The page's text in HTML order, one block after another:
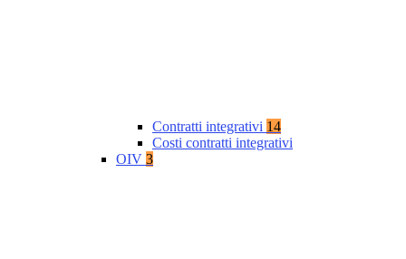
Contratti integrativi 14
Costi contratti integrativi
OIV 3